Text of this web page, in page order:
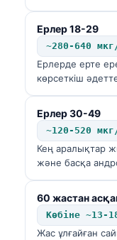
Ерлер 18-29
~280-640
Ерлерде ерте
көрсеткіш
Ерлер 30-49
~120-520
Кең аралықтар
және басқа
60 жастан
Көбіне ~13-
Жас ұлғайған